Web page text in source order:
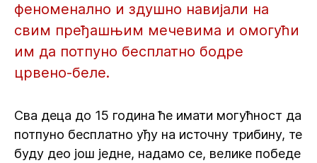
феноменално и здушно навијали на
свим пређашњим мечевима и омогући
им да потпуно бесплатно бодре
црвено-беле.
Сва деца до 15 година ће имати могућност да
потпуно бесплатно уђу на источну трибину, те
буду део још једне, надамо се, велике победе